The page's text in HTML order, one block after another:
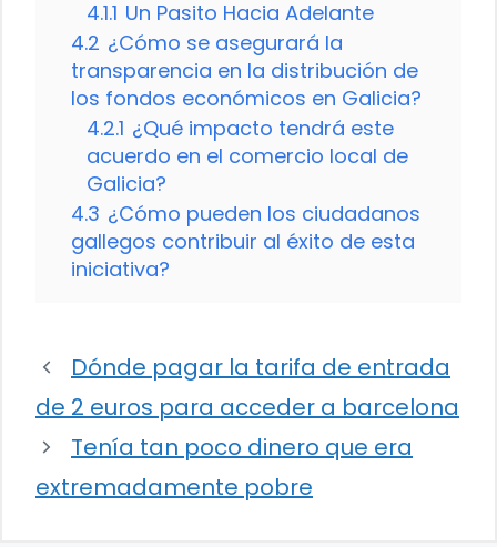
4.1.1 Un Pasito Hacia Adelante
4.2 ¿Cómo se asegurará la
transparencia en la distribución de
los fondos económicos en Galicia?
4.2.1 ¿Qué impacto tendrá este
acuerdo en el comercio local de
Galicia?
4.3 ¿Cómo pueden los ciudadanos
gallegos contribuir al éxito de esta
iniciativa?
Dónde pagar la tarifa de entrada
de 2 euros para acceder a barcelona
Tenía tan poco dinero que era
extremadamente pobre